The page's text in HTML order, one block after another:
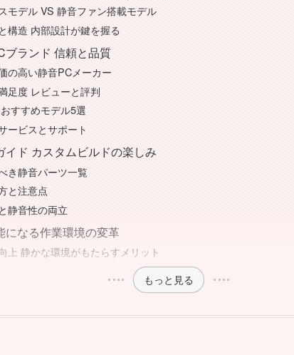
モデル VS 静音ファン搭載モデル
構造 内部設計が鍵を握る
ブランド 信頼と品質
の高い静音PCメーカー
足度 レビューと評判
すすめモデル5選
ービスとサポート
イド カスタムビルドの楽しみ
き静音パーツ一覧
と注意点
静音性の両立
になる作業環境の変革
上 静かな環境がもたらすメリット
もっと見る